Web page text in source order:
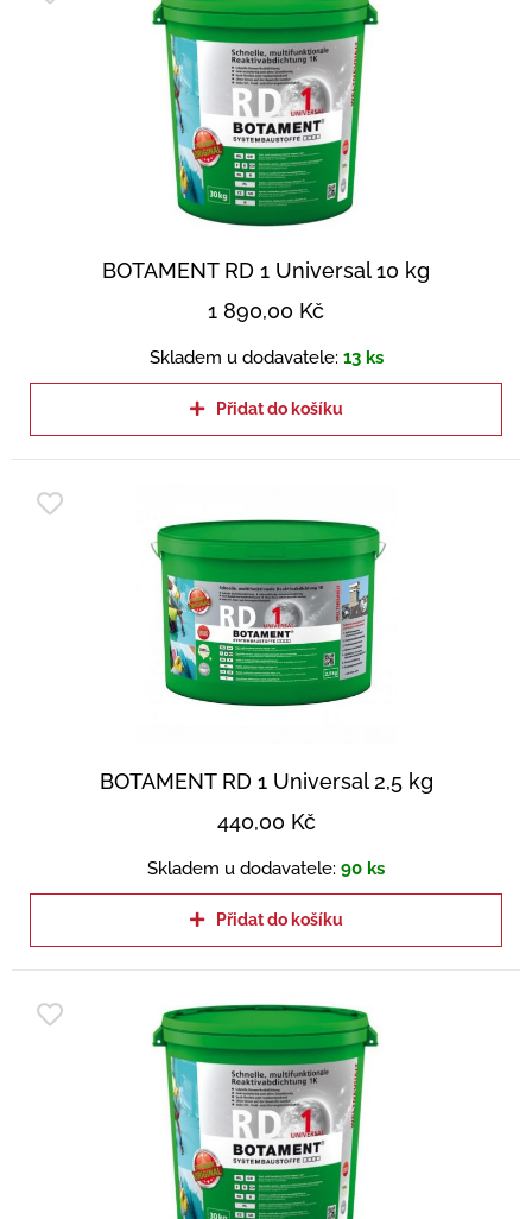
BOTAMENT RD 1 Universal 10 kg
1 890,00 Kč
Skladem u dodavatele: 13 ks
Přidat do košíku
BOTAMENT RD 1 Universal 2,5 kg
440,00 Kč
Skladem u dodavatele: 90 ks
Přidat do košíku